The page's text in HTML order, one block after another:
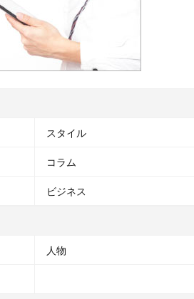
スタイル
コラム
ビジネス
人物